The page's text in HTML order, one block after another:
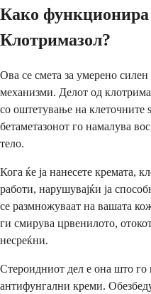
Како функционира
Клотримазол?
Ова се смета за умерено
механизми. Делот од
со оштетување на клеточните
бетаметазонот го намалува
тело.
Кога ќе ја нанесете кремата,
работи, нарушувајќи ја
се размножуваат на вашата
ги смирува црвенилото,
несреќни.
Стероидниот дел е она што
антифунгални креми.